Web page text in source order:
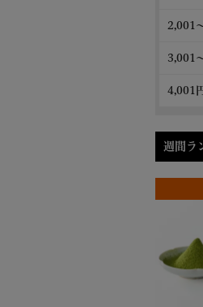
2,001
3,001
4,001
週間ラ